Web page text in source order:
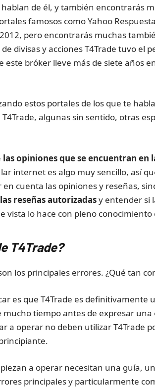
de él, y también encontrarás
famosos como Yahoo
pero encontrarás muchas
divisas y acciones T4Trade tuvo el
este bróker lleve más de siete años
estos portales de los que te
algunas sin sentido, otras
las opiniones que se encuentran en
internet es algo muy sencillo, así
cuenta las opiniones y reseñas,
reseñas autorizadasy entender si
vista lo hace con pleno conocimiento
T4Trade?
los principales errores. ¿Qué tan
es que T4Trade es definitivamente
tiempo antes de expresar una
a operar no deben utilizar T4Trade
a operar necesitan una guía,
principales y particularmente